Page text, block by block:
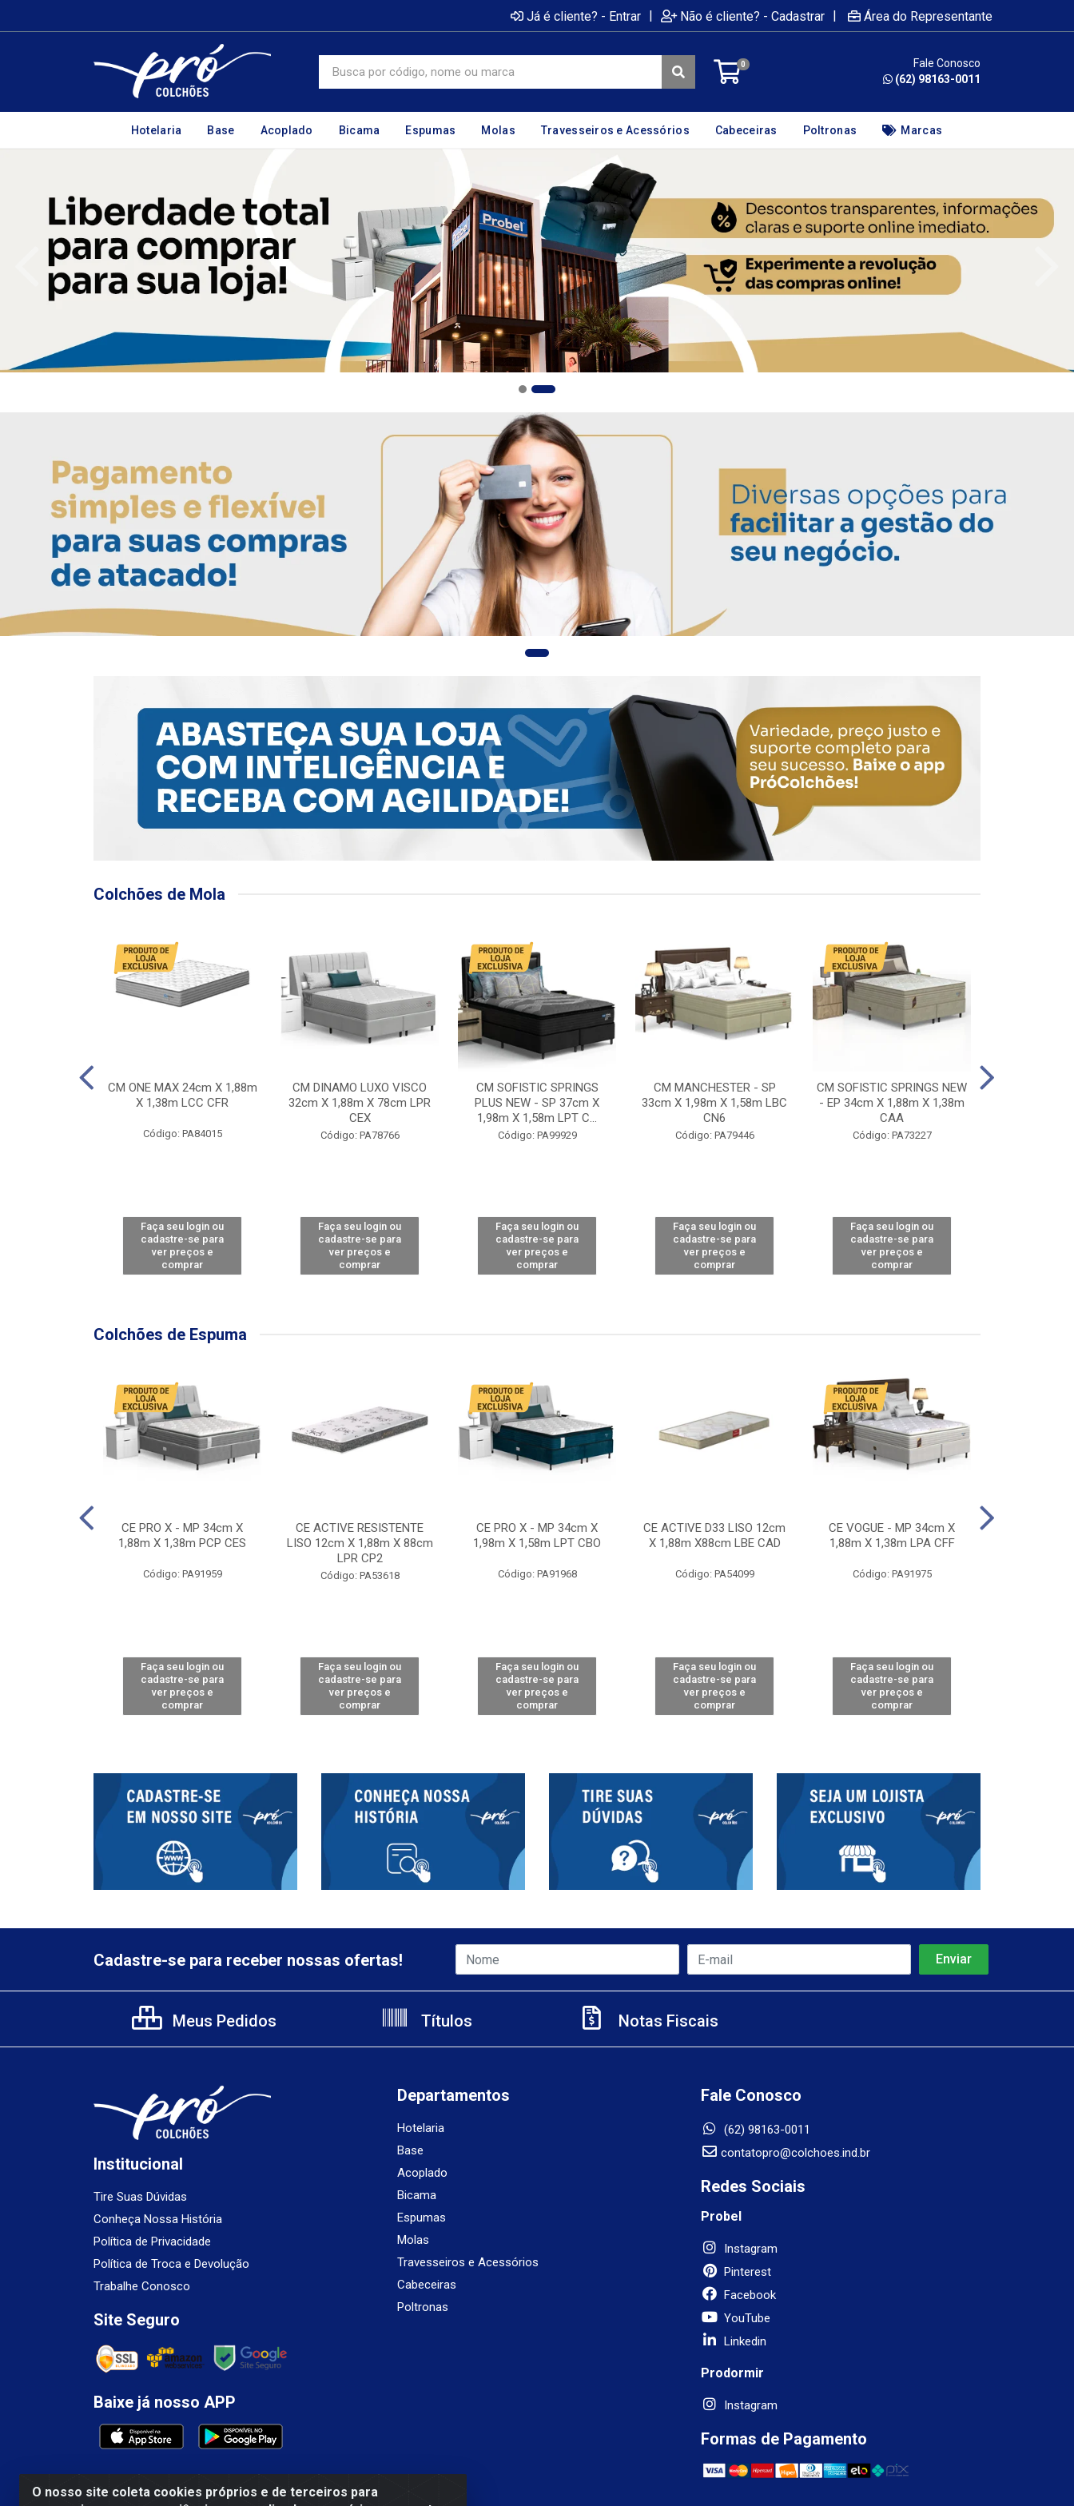
Já é cliente? - Entrar | Não é cliente? - Cadastrar | Área do Representante
0
Fale Conosco
(62) 98163-0011
Hotelaria Base Acoplado Bicama Espumas Molas Travesseiros e Acessórios Cabeceiras Poltronas Marcas
Colchões de Mola
CM ONE MAX 24cm X 1,88m
X 1,38m LCC CFR
Código: PA84015
Faça seu login ou
cadastre-se para
ver preços e
comprar
CM DINAMO LUXO VISCO
32cm X 1,88m X 78cm LPR
CEX
Código: PA78766
Faça seu login ou
cadastre-se para
ver preços e
comprar
CM SOFISTIC SPRINGS
PLUS NEW - SP 37cm X
1,98m X 1,58m LPT C...
Código: PA99929
Faça seu login ou
cadastre-se para
ver preços e
comprar
CM MANCHESTER - SP
33cm X 1,98m X 1,58m LBC
CN6
Código: PA79446
Faça seu login ou
cadastre-se para
ver preços e
comprar
CM SOFISTIC SPRINGS NEW
- EP 34cm X 1,88m X 1,38m
CAA
Código: PA73227
Faça seu login ou
cadastre-se para
ver preços e
comprar
Colchões de Espuma
CE PRO X - MP 34cm X
1,88m X 1,38m PCP CES
Código: PA91959
Faça seu login ou
cadastre-se para
ver preços e
comprar
CE ACTIVE RESISTENTE
LISO 12cm X 1,88m X 88cm
LPR CP2
Código: PA53618
Faça seu login ou
cadastre-se para
ver preços e
comprar
CE PRO X - MP 34cm X
1,98m X 1,58m LPT CBO
Código: PA91968
Faça seu login ou
cadastre-se para
ver preços e
comprar
CE ACTIVE D33 LISO 12cm
X 1,88m X88cm LBE CAD
Código: PA54099
Faça seu login ou
cadastre-se para
ver preços e
comprar
CE VOGUE - MP 34cm X
1,88m X 1,38m LPA CFF
Código: PA91975
Faça seu login ou
cadastre-se para
ver preços e
comprar
O nosso site coleta cookies próprios e de terceiros para
Cadastre-se para receber nossas ofertas!
Meus Pedidos Títulos Notas Fiscais
Institucional
Tire Suas Dúvidas
Conheça Nossa História
Política de Privacidade
Política de Troca e Devolução
Trabalhe Conosco
Site Seguro
Baixe já nosso APP
Departamentos
Hotelaria
Base
Acoplado
Bicama
Espumas
Molas
Travesseiros e Acessórios
Cabeceiras
Poltronas
Fale Conosco
(62) 98163-0011
contatopro@colchoes.ind.br
Redes Sociais
Probel
Instagram
Pinterest
Facebook
YouTube
Linkedin
Prodormir
Instagram
Formas de Pagamento